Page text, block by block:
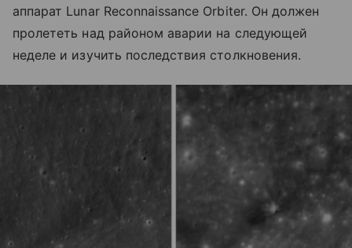
аппарат Lunar Reconnaissance Orbiter. Он должен
пролететь над районом аварии на следующей
неделе и изучить последствия столкновения.